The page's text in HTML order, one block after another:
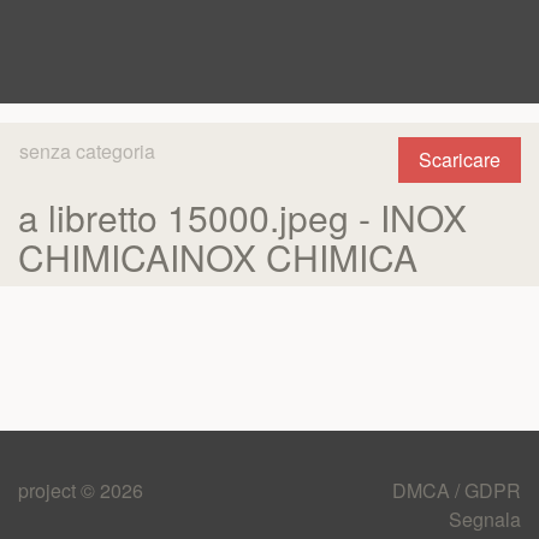
Scaricare
senza categoria
a libretto 15000.jpeg - INOX
CHIMICAINOX CHIMICA
project © 2026
DMCA / GDPR
Segnala